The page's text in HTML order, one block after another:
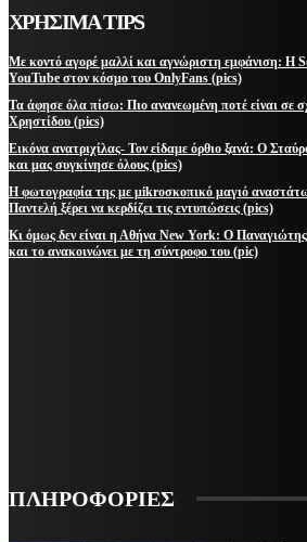
ΧΡΗΣΙΜΑ TIPS
Με κοντό αγορέ μαλλί και αγνώριστη εμφάνιση: Η
YouTube στον κόσμο του OnlyFans (pics)
Τα άφησε όλα πίσω: Πιο ανανεωμένη ποτέ είναι σε
Χρηστίδου (pics)
Εικόνα ανατριχίλας- Τον είδαμε όρθιο ξανά: Ο
και μας συγκίνησε όλους (pics)
Η φωτογραφία της με μikroσκοπικό μαγιό
Παντελή ξέρει να κερδίζει τις εντυπώσεις (pics)
Κι όμως δεν είναι η Αθήνα New York: Ο Παναγιώτης
και το ανακοινώνει με τη σύντροφο του (pic)
ΠΛΗΡΟΦΟΡΙΕΣ